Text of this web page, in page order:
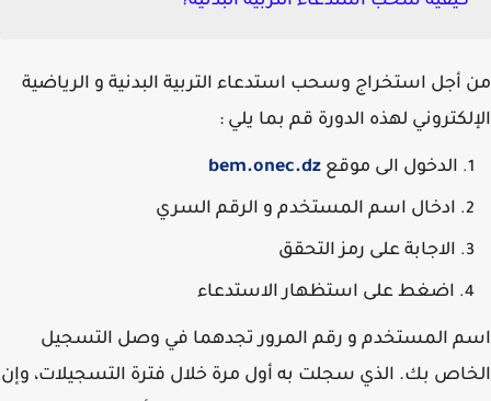
أجل استخراج وسحب استدعاء التربية البدنية و الرياضية
لهذه الدورة قم بما يلي :
الدخول الى موقعbem.onec.dz
ادخال اسم المستخدم و الرقم السري
الاجابة على رمز التحقق
اضغط على استظهار الاستدعاء
المستخدم و رقم المرور تجدهما في وصل التسجيل
بك. الذي سجلت به أول مرة خلال فترة التسجيلات، وإن